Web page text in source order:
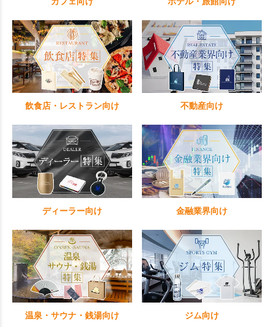
飲食店・レストラン向け 不動産向け
ディーラー向け 金融業界向け
温泉・サウナ・銭湯向け ジム向け